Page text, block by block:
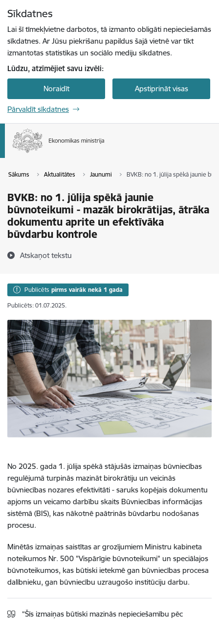
Sīkdatnes
Lai šī tīmekļvietne darbotos, tā izmanto obligāti nepieciešamās
sīkdatnes. Ar Jūsu piekrišanu papildus šajā vietnē var tikt
izmantotas statistikas un sociālo mediju sīkdatnes.
Lūdzu, atzīmējiet savu izvēli:
Noraidīt Apstiprināt visas
Pārvaldīt sīkdatnes
Sākums Aktualitātes Jaunumi BVKB: no 1. jūlija spēkā jaunie
BVKB: no 1. jūlija spēkā jaunie
būvnoteikumi - mazāk birokrātijas, ātrāka
dokumentu aprite un efektīvāka
būvdarbu kontrole
Atskaņot tekstu
Publicēts pirms vairāk nekā 1 gada
Publicēts: 01.07.2025.
No 2025. gada 1. jūlija spēkā stājušās izmaiņas būvniecības
regulējumā turpinās mazināt birokrātiju un veicinās
būvniecības nozares efektivitāti - saruks kopējais dokumentu
apjoms un veicamo darbību skaits Būvniecības informācijas
sistēmā (BIS), kas nākotnē paātrinās būvdarbu nodošanas
procesu.
Minētās izmaiņas saistītas ar grozījumiem Ministru kabineta
noteikumos Nr. 500 "Vispārīgie būvnoteikumi" un speciālajos
būvnoteikumos, kas būtiski ietekmē gan būvniecības procesa
dalībnieku, gan būvniecību uzraugošo institūciju darbu.
“Šīs izmaiņas būtiski mazinās nepieciešamību pēc